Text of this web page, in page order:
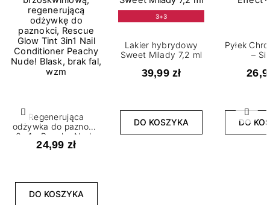
Poprzedni
Regenerująca
odżywka do paznokci
3w1 - Peachy Nude
24,99 zł
DO KOSZYKA
3+3
Lakier hybrydowy
Sweet Milady 7,2 ml
39,99 zł
DO KOSZYKA
Pyłek
–
DO